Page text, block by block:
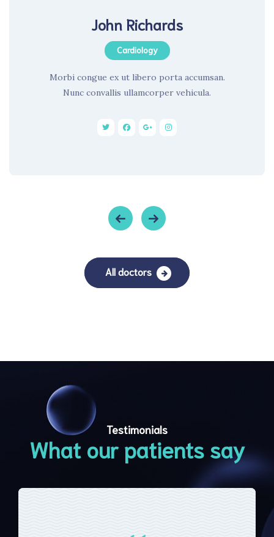
John Richards
Cardiology
Morbi congue ex ut libero porta accumsan.
Nunc convallis ullamcorper vehicula.
All doctors
Testimonials
What our patients say